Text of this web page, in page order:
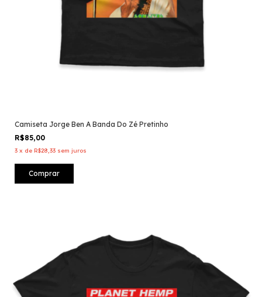
Camiseta Jorge Ben A Banda Do Zé Pretinho
R$85,00
3 x de R$28,33 sem juros
Comprar